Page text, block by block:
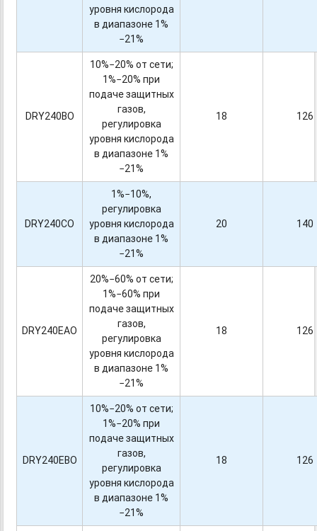
уровня кислорода
в диапазоне 1%
−21%
DRY240BO
10%−20% от сети;
1%−20% при
подаче защитных
газов,
регулировка
уровня кислорода
в диапазоне 1%
−21%
18 126
DRY240CO
1%−10%,
регулировка
уровня кислорода
в диапазоне 1%
−21%
20 140
DRY240EAO
20%−60% от сети;
1%−60% при
подаче защитных
газов,
регулировка
уровня кислорода
в диапазоне 1%
−21%
18 126
DRY240EBO
10%−20% от сети;
1%−20% при
подаче защитных
газов,
регулировка
уровня кислорода
в диапазоне 1%
−21%
18 126